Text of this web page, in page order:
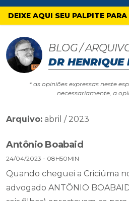
4oito
DEIXE AQUI SEU PALPITE
BLOG /
DR HENRIQUE
* as opiniões expressas neste
necessariamente, a
Arquivo: abril / 2023
Antônio Boabaid
24/04/2023 - 08H50MIN
Quando cheguei a Criciúma
advogado ANTÔNIO